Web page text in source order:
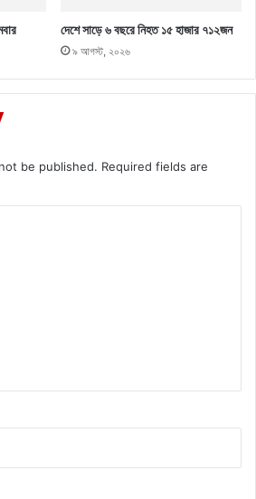
দেশে সাড়ে ৬ বছরে নিহত ১৫ হাজার ৭১২জন
৯ আগস্ট, ২০২৬
be published. Required fields are